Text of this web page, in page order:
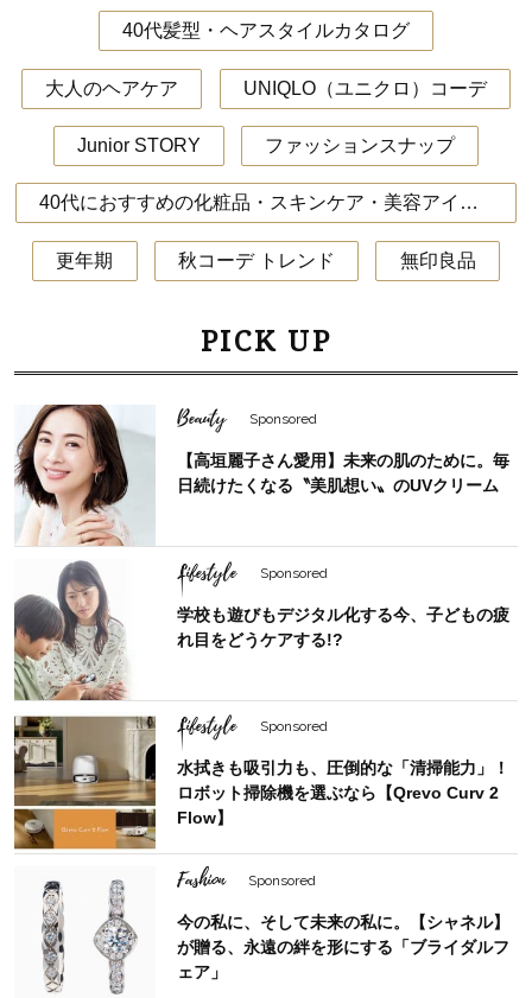
40代髪型・ヘアスタイルカタログ
大人のヘアケア UNIQLO（ユニクロ）コーデ
Junior STORY ファッションスナップ
40代におすすめの化粧品・スキンケア・美容アイテム
更年期 秋コーデ トレンド 無印良品
PICK UP
Beauty Sponsored
【高垣麗子さん愛用】未来の肌のために。毎
日続けたくなる〝美肌想い〟のUVクリーム
Lifestyle Sponsored
学校も遊びもデジタル化する今、子どもの疲
れ目をどうケアする!?
Lifestyle Sponsored
水拭きも吸引力も、圧倒的な「清掃能力」！
ロボット掃除機を選ぶなら【Qrevo Curv 2
Flow】
Fashion Sponsored
今の私に、そして未来の私に。【シャネル】
が贈る、永遠の絆を形にする「ブライダルフ
ェア」